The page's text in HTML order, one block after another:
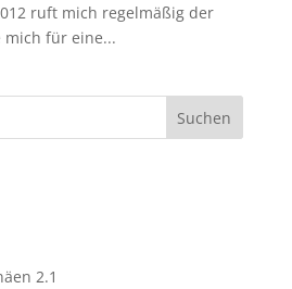
ruft mich regelmäßig der
mich für eine...
2.1